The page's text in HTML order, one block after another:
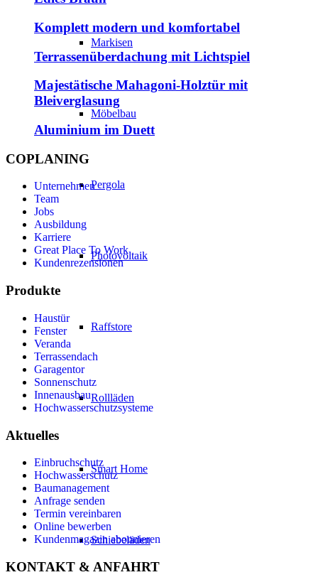
Markisen
Möbelbau
Pergola
Photovoltaik
Raffstore
Rollläden
Smart Home
Schiebeläden
Komplett modern und komfortabel
Terrassenüberdachung mit Lichtspiel
Majestätische Mahagoni-Holztür mit
Bleiverglasung
Aluminium im Duett
COPLANING
Unternehmen
Team
Jobs
Ausbildung
Karriere
Great Place To Work
Kundenrezensionen
Produkte
Haustür
Fenster
Veranda
Terrassendach
Garagentor
Sonnenschutz
Innenausbau
Hochwasserschutzsysteme
Aktuelles
Einbruchschutz
Hochwasserschutz
Baumanagement
Anfrage senden
Termin vereinbaren
Online bewerben
Kundenmagazin abonnieren
KONTAKT & ANFAHRT